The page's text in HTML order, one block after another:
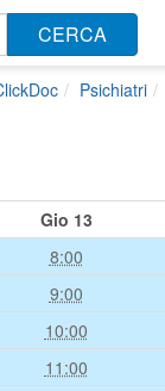
CERCA
Psichiatri
Gio 13
8:00
9:00
10:00
11:00